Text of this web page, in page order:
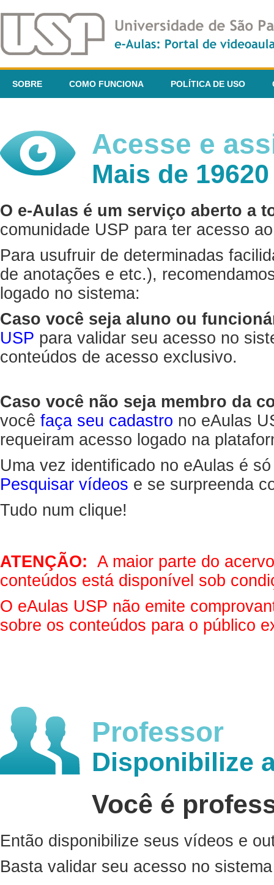
SOBRE COMO FUNCIONA POLÍTICA DE USO
Acesse e
Mais de
O e-Aulas é um serviço aberto a
comunidade USP para ter acesso
Para usufruir de determinadas
de anotações e etc.),
logado no sistema:
Caso você seja aluno ou
USP para validar seu acesso no
conteúdos de acesso exclusivo.
Caso você não seja membro da
você faça seu cadastro no eAulas
requeiram acesso logado na
Uma vez identificado no eAulas é
Pesquisar vídeos e se surpreenda
Tudo num clique!
ATENÇÃO: A maior parte do
conteúdos está disponível sob
O eAulas USP não emite
sobre os conteúdos para o público
Professor
Disponibilize
Você é
Então disponibilize seus vídeos e
Basta validar seu acesso no